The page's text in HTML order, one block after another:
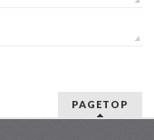
PAGETOP